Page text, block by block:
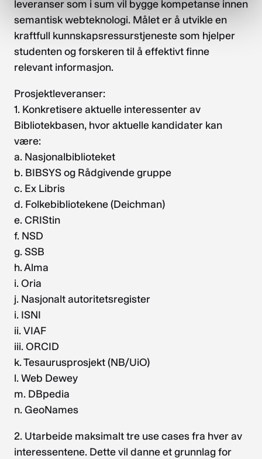
leveranser som i sum vil bygge kompetanse innen
semantisk webteknologi. Målet er å utvikle en
kraftfull kunnskapsressurstjeneste som hjelper
studenten og forskeren til å effektivt finne
relevant informasjon.
Prosjektleveranser:
1. Konkretisere aktuelle interessenter av
Bibliotekbasen, hvor aktuelle kandidater kan
være:
a. Nasjonalbiblioteket
b. BIBSYS og Rådgivende gruppe
c. Ex Libris
d. Folkebibliotekene (Deichman)
e. CRIStin
f. NSD
g. SSB
h. Alma
i. Oria
j. Nasjonalt autoritetsregister
i. ISNI
ii. VIAF
iii. ORCID
k. Tesaurusprosjekt (NB/UiO)
l. Web Dewey
m. DBpedia
n. GeoNames
2. Utarbeide maksimalt tre use cases fra hver av
interessentene. Dette vil danne et grunnlag for